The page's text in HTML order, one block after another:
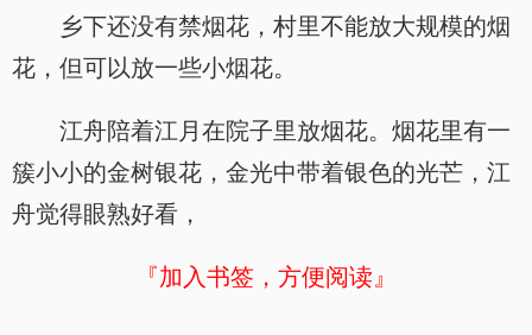
乡下还没有禁烟花，村里不能放大规模的烟
花，但可以放一些小烟花。
江舟陪着江月在院子里放烟花。烟花里有一
簇小小的金树银花，金光中带着银色的光芒，江
舟觉得眼熟好看，
『加入书签，方便阅读』